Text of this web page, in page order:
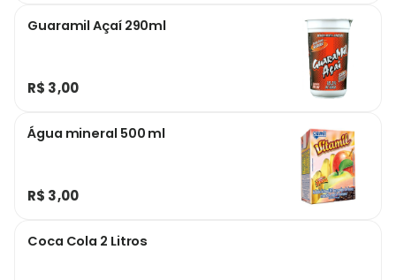
Guaramil Açaí 290ml
R$ 3,00
Água mineral 500 ml
R$ 3,00
Coca Cola 2 Litros